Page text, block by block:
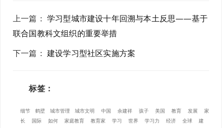
上一篇 ：学习型城市建设十年回溯与本土反思——基于
联合国教科文组织的重要举措
下一篇 ：建设学习型社区实施方案
标签：
细节 鹤壁 城市管理 城市文明 中国 余建祥 孩子 美国 教育 发展
家
长
国际 如何 家庭教育 教育家 学习 世界 学习力 经济 全球
建